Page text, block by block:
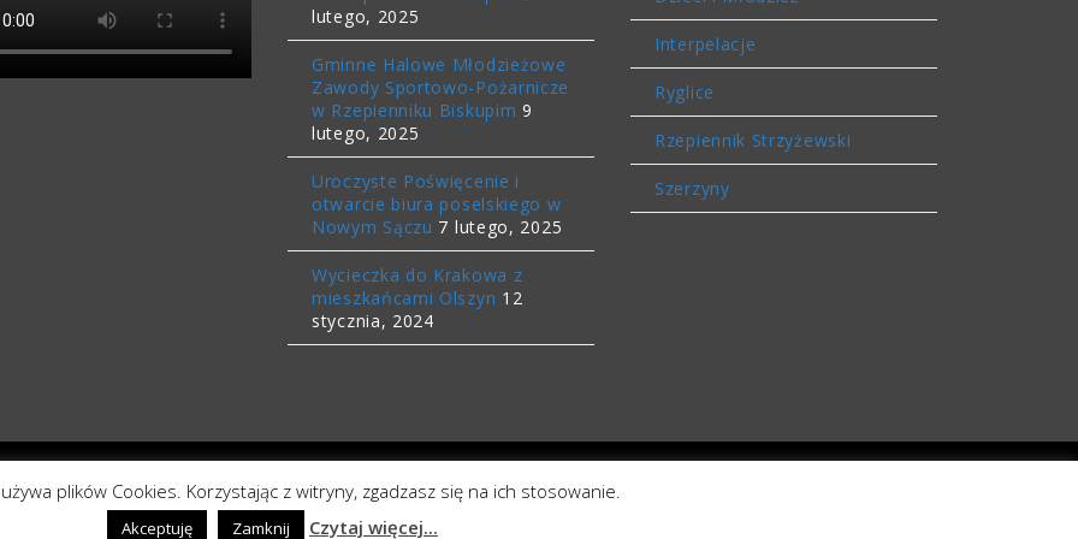
lutego, 2025
Gminne Halowe Młodzieżowe
Zawody Sportowo-Pożarnicze
w Rzepienniku Biskupim 9
lutego, 2025
Uroczyste Poświęcenie i
otwarcie biura poselskiego w
Nowym Sączu 7 lutego, 2025
Wycieczka do Krakowa z
mieszkańcami Olszyn 12
stycznia, 2024
Interpelacje
Ryglice
Rzepiennik Strzyżewski
Szerzyny
© Copyright Krzysztof Płaczek
Radny Powiatu Tarnowskiego
plików Cookies. Korzystając z witryny, zgadzasz się na ich stosowanie.
Akceptuję Zamknij Czytaj więcej...